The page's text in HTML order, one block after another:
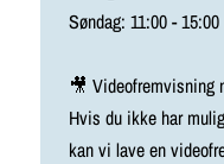
Søndag: 11:00 - 15:00
🎥 Videofremvisning
Hvis du ikke har
kan vi lave en